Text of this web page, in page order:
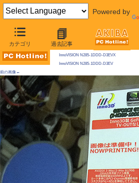
Powered by
カテゴリ 過去記事
AKIBA PC Hotline! 2009年
今週見つけた新製品：ビデオカード
InnoVISION N285-1DDD-D3EVX
InnoVISION N285-1DDD-D3EV
前の画像←